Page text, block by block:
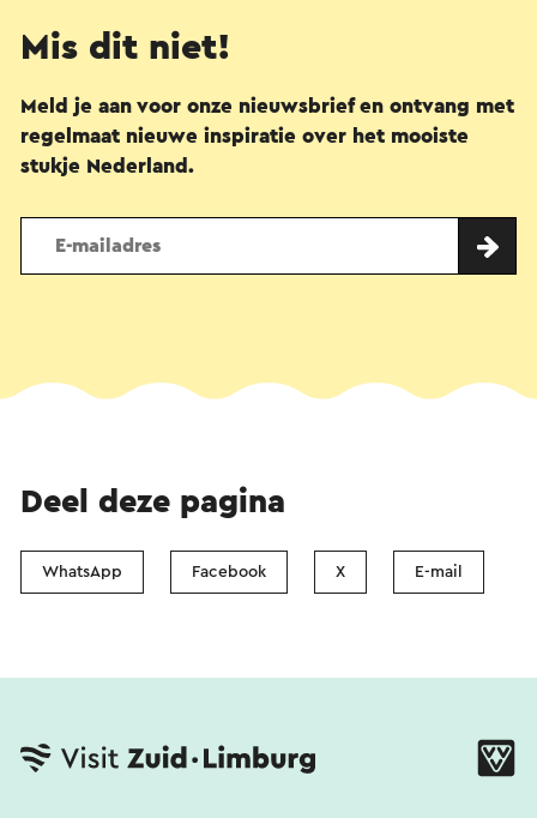
Mis dit niet!
Meld je aan voor onze nieuwsbrief en ontvang met
regelmaat nieuwe inspiratie over het mooiste
stukje Nederland.
Deel deze pagina
WhatsApp Facebook X E-mail